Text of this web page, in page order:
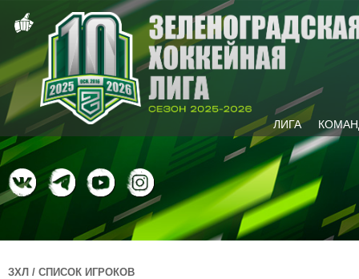
ЛИГА
ЗХЛ / СПИСОК ИГРОКОВ